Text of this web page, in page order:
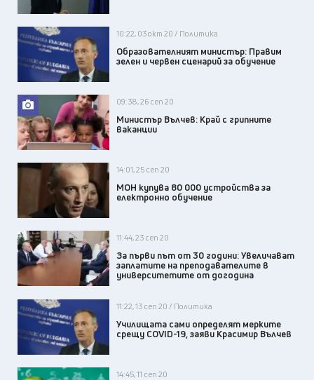
10:22, 03 окт 20 / Политика
Образователният министър: Правим
зелен и червен сценарий за обучение
09:38, 26 сеп 20
Министър Вълчев: Край с грипните
ваканции
14:01, 25 сеп 20
МОН купува 80 000 устройства за
електронно обучение
11:44, 23 сеп 20
За първи път от 30 години: Увеличават
заплатите на преподавателите в
университетите от догодина
11:22, 13 сеп 20 / Политика
Училищата сами определят мерките
срещу COVID-19, заяви Красимир Вълчев
14:45, 11 сеп 20